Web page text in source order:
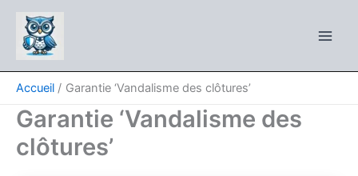
contenu
Accueil Garantie ‘Vandalisme des clôtures’
Garantie ‘Vandalisme des
clôtures’